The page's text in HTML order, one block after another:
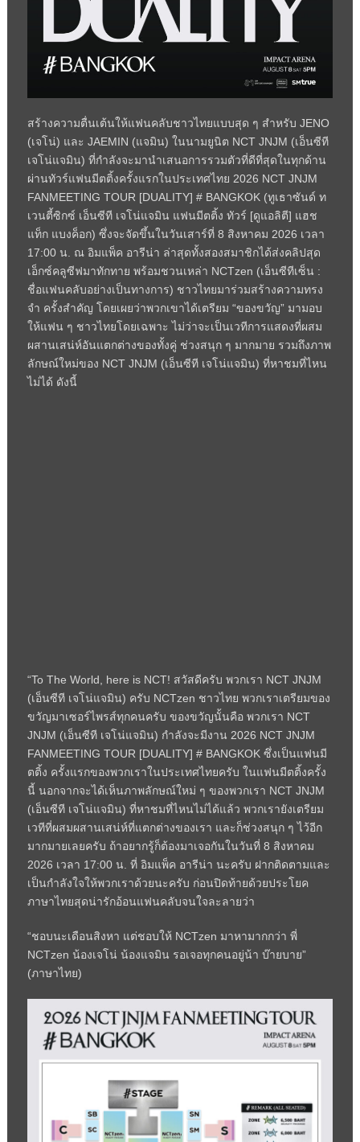
สร้างความตื่นเต้นให้แฟนคลับชาวไทยแบบสุด ๆ สำหรับ JENO
(เจโน่) และ JAEMIN (แจมิน) ในนามยูนิต NCT JNJM (เอ็นซีที
เจโน่แจมิน) ที่กำลังจะมานำเสนอการรวมตัวที่ดีที่สุดในทุกด้าน
ผ่านทัวร์แฟนมีตติ้งครั้งแรกในประเทศไทย 2026 NCT JNJM
FANMEETING TOUR [DUALITY] # BANGKOK (ทูเธาซันด์ ท
เวนตี้ซิกซ์ เอ็นซีที เจโน่แจมิน แฟนมีตติ้ง ทัวร์ [ดูแอลิตี] แฮช
แท็ก แบงค็อก) ซึ่งจะจัดขึ้นในวันเสาร์ที่ 8 สิงหาคม 2026 เวลา
17:00 น. ณ อิมแพ็ค อารีน่า ล่าสุดทั้งสองสมาชิกได้ส่งคลิปสุด
เอ็กซ์คลูซีฟมาทักทาย พร้อมชวนเหล่า NCTzen (เอ็นซีทีเซ็น :
ชื่อแฟนคลับอย่างเป็นทางการ) ชาวไทยมาร่วมสร้างความทรง
จำ ครั้งสำคัญ โดยเผยว่าพวกเขาได้เตรียม “ของขวัญ” มามอบ
ให้แฟน ๆ ชาวไทยโดยเฉพาะ ไม่ว่าจะเป็นเวทีการแสดงที่ผสม
ผสานเสน่ห์อันแตกต่างของทั้งคู่ ช่วงสนุก ๆ มากมาย รวมถึงภาพ
ลักษณ์ใหม่ของ NCT JNJM (เอ็นซีที เจโน่แจมิน) ที่หาชมที่ไหน
ไม่ได้ ดังนี้
“To The World, here is NCT! สวัสดีครับ พวกเรา NCT JNJM
(เอ็นซีที เจโน่แจมิน) ครับ NCTzen ชาวไทย พวกเราเตรียมของ
ขวัญมาเซอร์ไพรส์ทุกคนครับ ของขวัญนั้นคือ พวกเรา NCT
JNJM (เอ็นซีที เจโน่แจมิน) กำลังจะมีงาน 2026 NCT JNJM
FANMEETING TOUR [DUALITY] # BANGKOK ซึ่งเป็นแฟนมี
ตติ้ง ครั้งแรกของพวกเราในประเทศไทยครับ ในแฟนมีตติ้งครั้ง
นี้ นอกจากจะได้เห็นภาพลักษณ์ใหม่ ๆ ของพวกเรา NCT JNJM
(เอ็นซีที เจโน่แจมิน) ที่หาชมที่ไหนไม่ได้แล้ว พวกเรายังเตรียม
เวทีที่ผสมผสานเสน่ห์ที่แตกต่างของเรา และก็ช่วงสนุก ๆ ไว้อีก
มากมายเลยครับ ถ้าอยากรู้ก็ต้องมาเจอกันในวันที่ 8 สิงหาคม
2026 เวลา 17:00 น. ที่ อิมแพ็ค อารีน่า นะครับ ฝากติดตามและ
เป็นกำลังใจให้พวกเราด้วยนะครับ ก่อนปิดท้ายด้วยประโยค
ภาษาไทยสุดน่ารักอ้อนแฟนคลับจนใจละลายว่า
“ชอบนะเดือนสิงหา แต่ชอบให้ NCTzen มาหามากกว่า พี่
NCTzen น้องเจโน่ น้องแจมิน รอเจอทุกคนอยู่น้า บ๊ายบาย”
(ภาษาไทย)